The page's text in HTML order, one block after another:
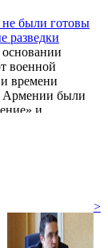
не были готовы
разведки
военной
времени
Армении были
и
Войска
технику
Как
NEWS.am, об
возрождение.
7 января
«Одна
...
>